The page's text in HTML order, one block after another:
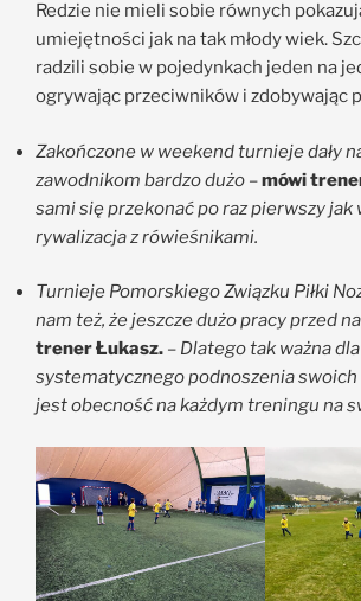
Redzie nie mieli sobie równych
umiejętności jak na tak młody wiek.
radzili sobie w pojedynkach jeden na
ogrywając przeciwników i zdobywając
Zakończone w weekend turnieje dały
zawodnikom bardzo dużo –mówi
sami się przekonać po raz pierwszy jak
rywalizacja z rówieśnikami.
Turnieje Pomorskiego Związku Piłki
nam też, że jeszcze dużo pracy przed
trener Łukasz. – Dlatego tak ważna dla
systematycznego podnoszenia
jest obecność na każdym treningu na